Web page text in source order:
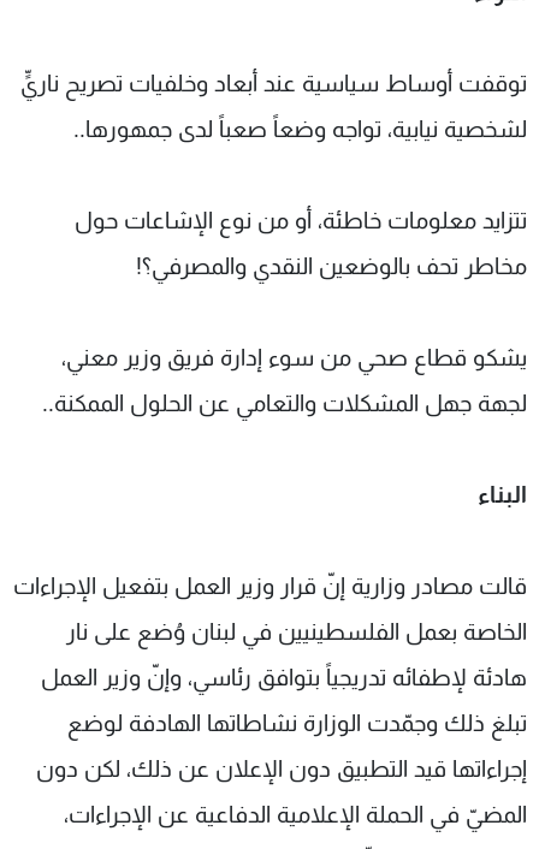
توقفت أوساط سياسية عند أبعاد وخلفيات تصريح ناريٍّ
لشخصية نيابية، تواجه وضعاً صعباً لدى جمهورها..
تتزايد معلومات خاطئة، أو من نوع الإشاعات حول
مخاطر تحف بالوضعين النقدي والمصرفي؟!
يشكو قطاع صحي من سوء إدارة فريق وزير معني،
لجهة جهل المشكلات والتعامي عن الحلول الممكنة..
البناء
قالت مصادر وزارية إنّ قرار وزير العمل بتفعيل الإجراءات
الخاصة بعمل الفلسطينيين في لبنان وُضع على نار
هادئة لإطفائه تدريجياً بتوافق رئاسي، وإنّ وزير العمل
تبلغ ذلك وجمّدت الوزارة نشاطاتها الهادفة لوضع
إجراءاتها قيد التطبيق دون الإعلان عن ذلك، لكن دون
المضيّ في الحملة الإعلامية الدفاعية عن الإجراءات،